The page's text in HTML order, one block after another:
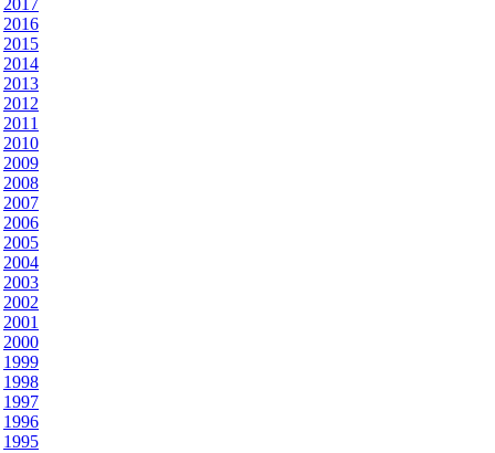
2017
2016
2015
2014
2013
2012
2011
2010
2009
2008
2007
2006
2005
2004
2003
2002
2001
2000
1999
1998
1997
1996
1995